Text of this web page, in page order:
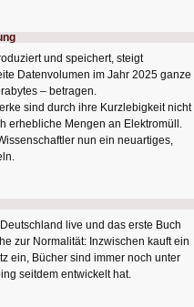
und speichert, steigt
Datenvolumen im Jahr 2025 ganze
– betragen.
sind durch ihre Kurzlebigkeit nicht
erhebliche Mengen an Elektromüll.
nun ein neuartiges,
live und das erste Buch
zur Normalität: Inzwischen kauft ein
ein, Bücher sind immer noch unter
seitdem entwickelt hat.